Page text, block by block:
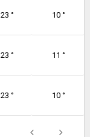
23 ° 10 °
23 ° 11 °
23 ° 10 °